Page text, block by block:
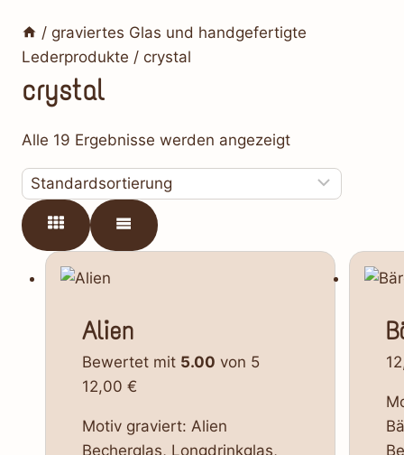
/ graviertes Glas und handgefertigte
Lederprodukte / crystal
crystal
Alle 19 Ergebnisse werden angezeigt
Alien
Bewertet mit 5.00 von 5
12,00 €
Motiv graviert: Alien
Becherglas, Longdrinkglas,